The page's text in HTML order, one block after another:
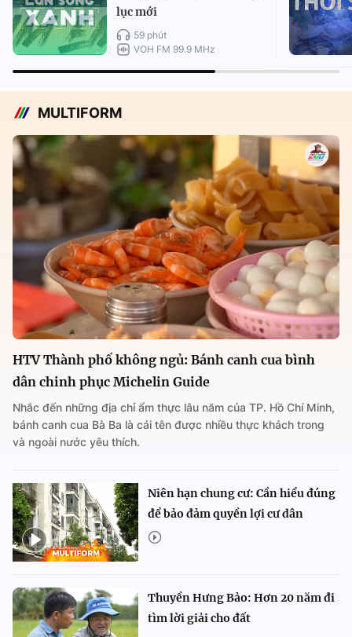
lục mới
59 phút
VOH FM 99.9 MHz
MULTIFORM
HTV Thành phố không ngủ: Bánh canh cua bình
dân chinh phục Michelin Guide
Nhắc đến những địa chỉ ẩm thực lâu năm của TP. Hồ Chí Minh,
bánh canh cua Bà Ba là cái tên được nhiều thực khách trong
và ngoài nước yêu thích.
Niên hạn chung cư: Cần hiểu đúng
để bảo đảm quyền lợi cư dân
Thuyền Hưng Bảo: Hơn 20 năm đi
tìm lời giải cho đất